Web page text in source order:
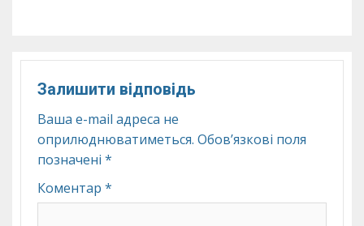
Залишити відповідь
Ваша e-mail адреса не
оприлюднюватиметься. Обов’язкові поля
позначені *
Коментар *